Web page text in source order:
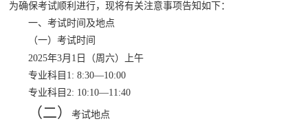
为确保考试顺利进行，现将有关注意事项告知如下：
一、考试时间及地点
（一）考试时间
2025年3月1日（周六）上午
专业科目 1: 8:30—10:00
专业科目2: 10:10—11:40
（二）考试地点